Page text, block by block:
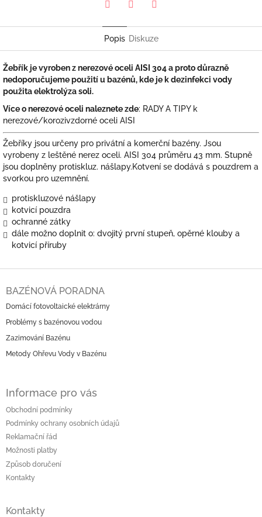
Popis Diskuze
Žebřík je vyroben z nerezové oceli AISI 304 a proto důrazně
nedoporučujeme použití u bazénů, kde je k dezinfekci vody
použita elektrolýza soli.
Více o nerezové oceli naleznete zde: RADY A TIPY k
nerezové/korozivzdorné oceli AISI
Žebříky jsou určeny pro privátní a komerční bazény. Jsou
vyrobeny z leštěné nerez oceli. AISI 304 průměru 43 mm. Stupně
jsou doplněny protiskluz. nášlapy.Kotvení se dodává s pouzdrem a
svorkou pro uzemnění.
protiskluzové nášlapy
kotvicí pouzdra
ochranné zátky
dále možno doplnit o: dvojitý první stupeň, opěrné klouby a
kotvicí příruby
BAZÉNOVÁ PORADNA
Domácí fotovoltaické elektrárny
Problémy s bazénovou vodou
Zazimování Bazénu
Metody Ohřevu Vody v Bazénu
Informace pro vás
Obchodní podmínky
Podmínky ochrany osobních údajů
Reklamační řád
Možnosti platby
Způsob doručení
Kontakty
Kontakty